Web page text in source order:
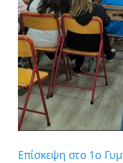
Επίσκεψη στο 1ο